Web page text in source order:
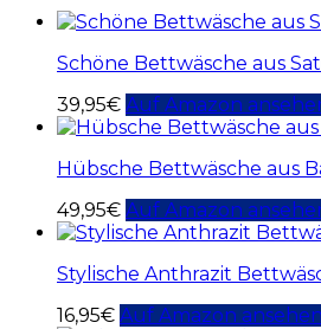
Schöne Bettwäsche aus
39,95€ Auf Amazon
Hübsche Bettwäsche aus
49,95€ Auf Amazon
Stylische Anthrazit
16,95€ Auf Amazon ansehen